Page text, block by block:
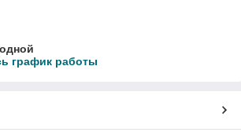
график работы